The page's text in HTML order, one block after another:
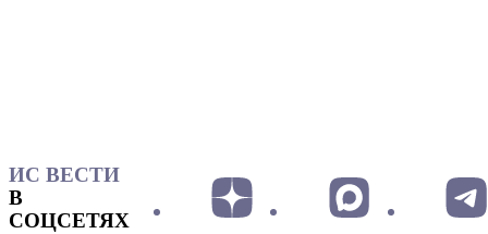
ИС ВЕСТИ
В
СОЦСЕТЯХ